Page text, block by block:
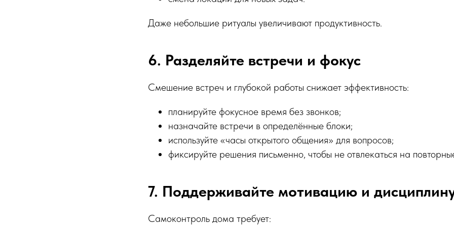
Даже небольшие ритуалы увеличивают продуктивность.
6. Разделяйте встречи и фокус
Смешение встреч и глубокой работы снижает эффективность:
планируйте фокусное время без звонков;
назначайте встречи в определённые блоки;
используйте «часы открытого общения» для вопросов;
фиксируйте решения письменно, чтобы не отвлекаться на
7. Поддерживайте мотивацию и
Самоконтроль дома требует: